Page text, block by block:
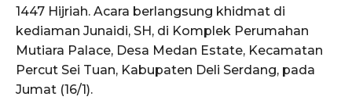
1447 Hijriah. Acara berlangsung khidmat di
kediaman Junaidi, SH, di Komplek Perumahan
Mutiara Palace, Desa Medan Estate, Kecamatan
Percut Sei Tuan, Kabupaten Deli Serdang, pada
Jumat (16/1).